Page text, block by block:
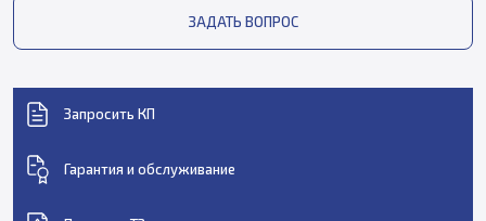
ЗАДАТЬ ВОПРОС
Запросить КП
Гарантия и обслуживание